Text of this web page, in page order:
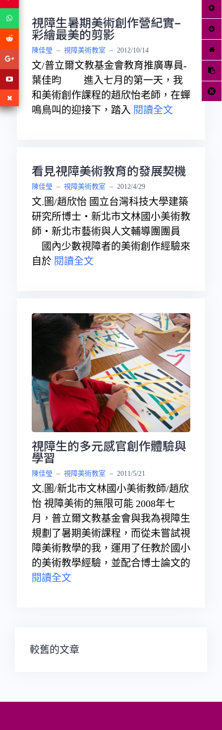
視障生暑期美術創作營紀實–
彩繪最美的剪影
陳佳瑩 – 視障美術教室 – 2012/10/14
文/普立爾文教基金會教育推廣專員-
葉佳昀 進入七月的第一天，我
和美術創作課程的趙欣怡老師，在蟬
鳴鳥叫的迎接下，踏入 閱讀全文
看見視障美術教育的發展契機
陳佳瑩 – 視障美術教室 – 2012/4/29
文.圖/趙欣怡 國立台灣科技大學建築
研究所博士‧新北市文林國小美術教
師‧新北市藝術與人文輔導團團員
國內少數視障者的美術創作經驗來
自於 閱讀全文
視障生的多元感官創作體驗與
學習
陳佳瑩 – 視障美術教室 – 2011/5/21
文.圖/新北市文林國小美術教師/趙欣
怡 視障美術的無限可能 2008年七
月，普立爾文教基金會與我為視障生
規劃了暑期美術課程，而從未嘗試視
障美術教學的我，運用了任教於國小
的美術教學經驗，並配合博士論文的
閱讀全文
文
章
較舊的文章